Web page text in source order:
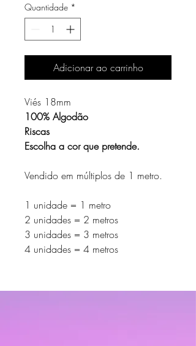
Quantidade *
Adicionar ao carrinho
Viés 18mm
100% Algodão
Riscas
Escolha a cor que pretende.
Vendido em múltiplos de 1 metro.
1 unidade = 1 metro
2 unidades = 2 metros
3 unidades = 3 metros
4 unidades = 4 metros